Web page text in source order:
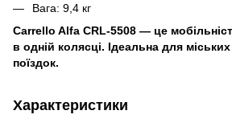
Вага: 9,4 кг
Carrello Alfa CRL-5508 — це
в одній колясці. Ідеальна для
поїздок.
Характеристики